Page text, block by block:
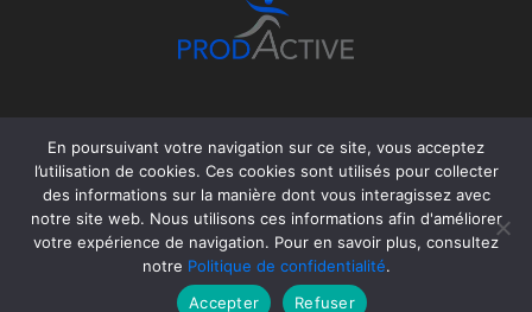
©GROUPEACTIVE
- Tous droits
Politique de
confidentialité
Mentions légales
En poursuivant votre navigation sur ce site, vous acceptez
l’utilisation de cookies. Ces cookies sont utilisés pour collecter
des informations sur la manière dont vous interagissez avec
notre site web. Nous utilisons ces informations afin d'améliorer
votre expérience de navigation. Pour en savoir plus, consultez
notre Politique de confidentialité.
Accepter
Refuser